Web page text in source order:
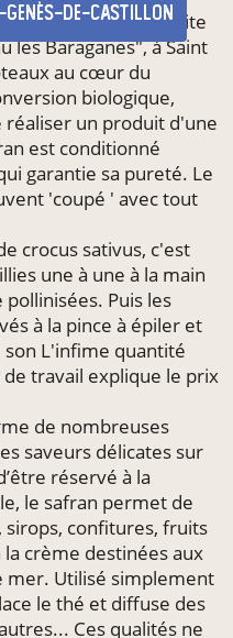
de-Castillon
le cadre d'une petite
les Baraganes", à Saint
au cœur du
biologique,
réaliser un produit d'une
est conditionné
garantie sa pureté. Le
'coupé ' avec tout
crocus sativus, c'est
une à une à la main
Puis les
à la pince à épiler et
son L'infime quantité
travail explique le prix
de nombreuses
saveurs délicates sur
réservé à la
le safran permet de
confitures, fruits
la crème destinées aux
mer. Utilisé simplement
le thé et diffuse des
Ces qualités ne